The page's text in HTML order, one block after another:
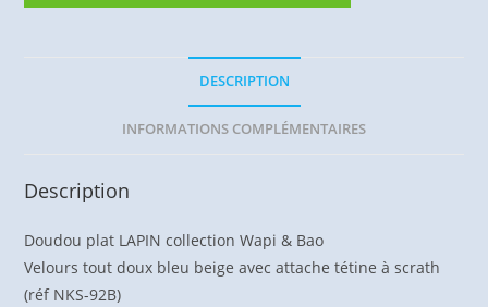
DESCRIPTION
INFORMATIONS COMPLÉMENTAIRES
Description
Doudou plat LAPIN collection Wapi & Bao
Velours tout doux bleu beige avec attache tétine à scrath
(réf NKS-92B)